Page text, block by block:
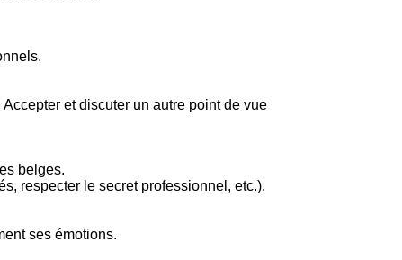
et discuter un autre point de vue
belges.
respecter le secret professionnel, etc.).
ses émotions.